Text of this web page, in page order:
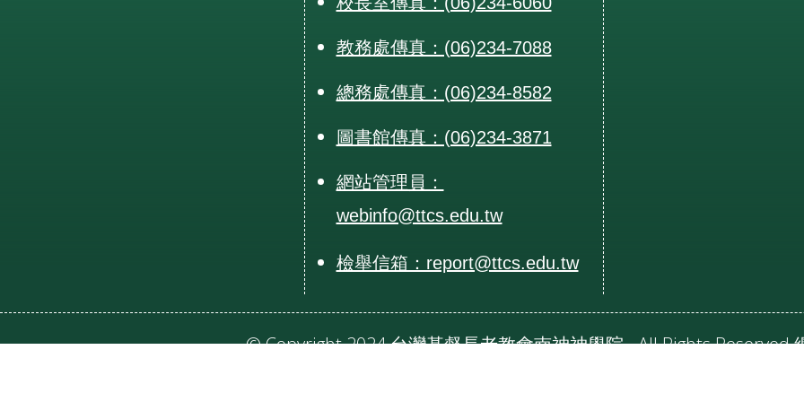
教務處傳真：(06)234-7088
總務處傳真：(06)234-8582
圖書館傳真：(06)234-3871
網站管理員：
webinfo@ttcs.edu.tw
檢舉信箱：report@ttcs.edu.tw
© Copyright 2024 台灣基督長老教會南神神學院 - All Rights Reserved